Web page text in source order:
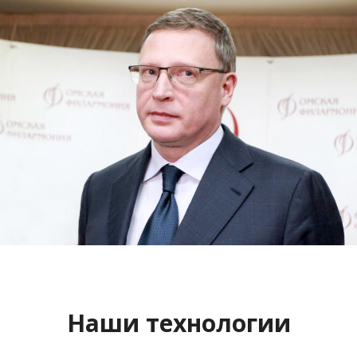
Сайт кандидата в губернаторы
Буркова Александра Леонидовича
Смотреть проект
Наши технологии